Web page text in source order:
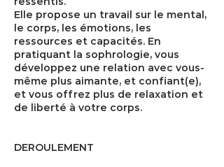
Elle propose un travail sur le mental,
le corps, les émotions, les
ressources et capacités. En
pratiquant la sophrologie, vous
développez une relation avec vous-
même plus aimante, et confiant(e),
et vous offrez plus de relaxation et
de liberté à votre corps.
DEROULEMENT